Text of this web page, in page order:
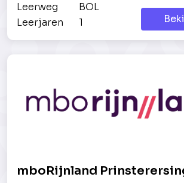
Leerweg
BOL
Leerjaren
1
mboRijnland